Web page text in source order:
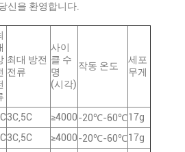
신을 환영합니다.
최대 방전
전류
사이
클 수
명
(시각)
작동 온도
세포
무게
3C,5C ≥4000-20℃-60℃17g
3C,5C ≥4000-20℃-60℃17g